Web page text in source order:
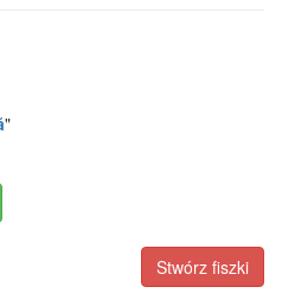
"
Stwórz fiszki